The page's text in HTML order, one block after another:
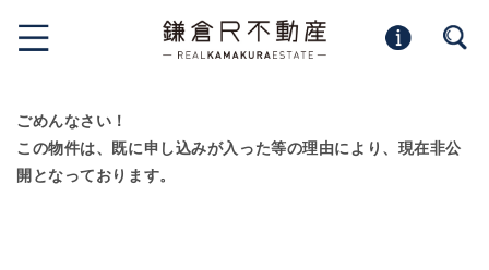
ごめんなさい！
この物件は、既に申し込みが入った等の理由により、現在非公
開となっております。